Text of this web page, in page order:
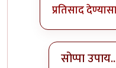
प्रतिसाद
सोप्पा